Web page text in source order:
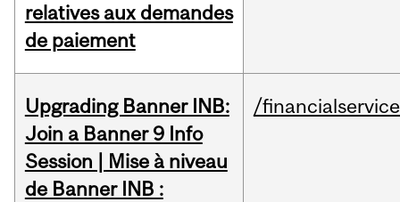
relatives aux demandes
de paiement
Upgrading Banner INB:
Join a Banner 9 Info
Session | Mise à niveau
de Banner INB :
/